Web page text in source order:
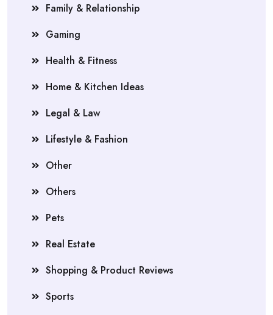
Family & Relationship
Gaming
Health & Fitness
Home & Kitchen Ideas
Legal & Law
Lifestyle & Fashion
Other
Others
Pets
Real Estate
Shopping & Product Reviews
Sports